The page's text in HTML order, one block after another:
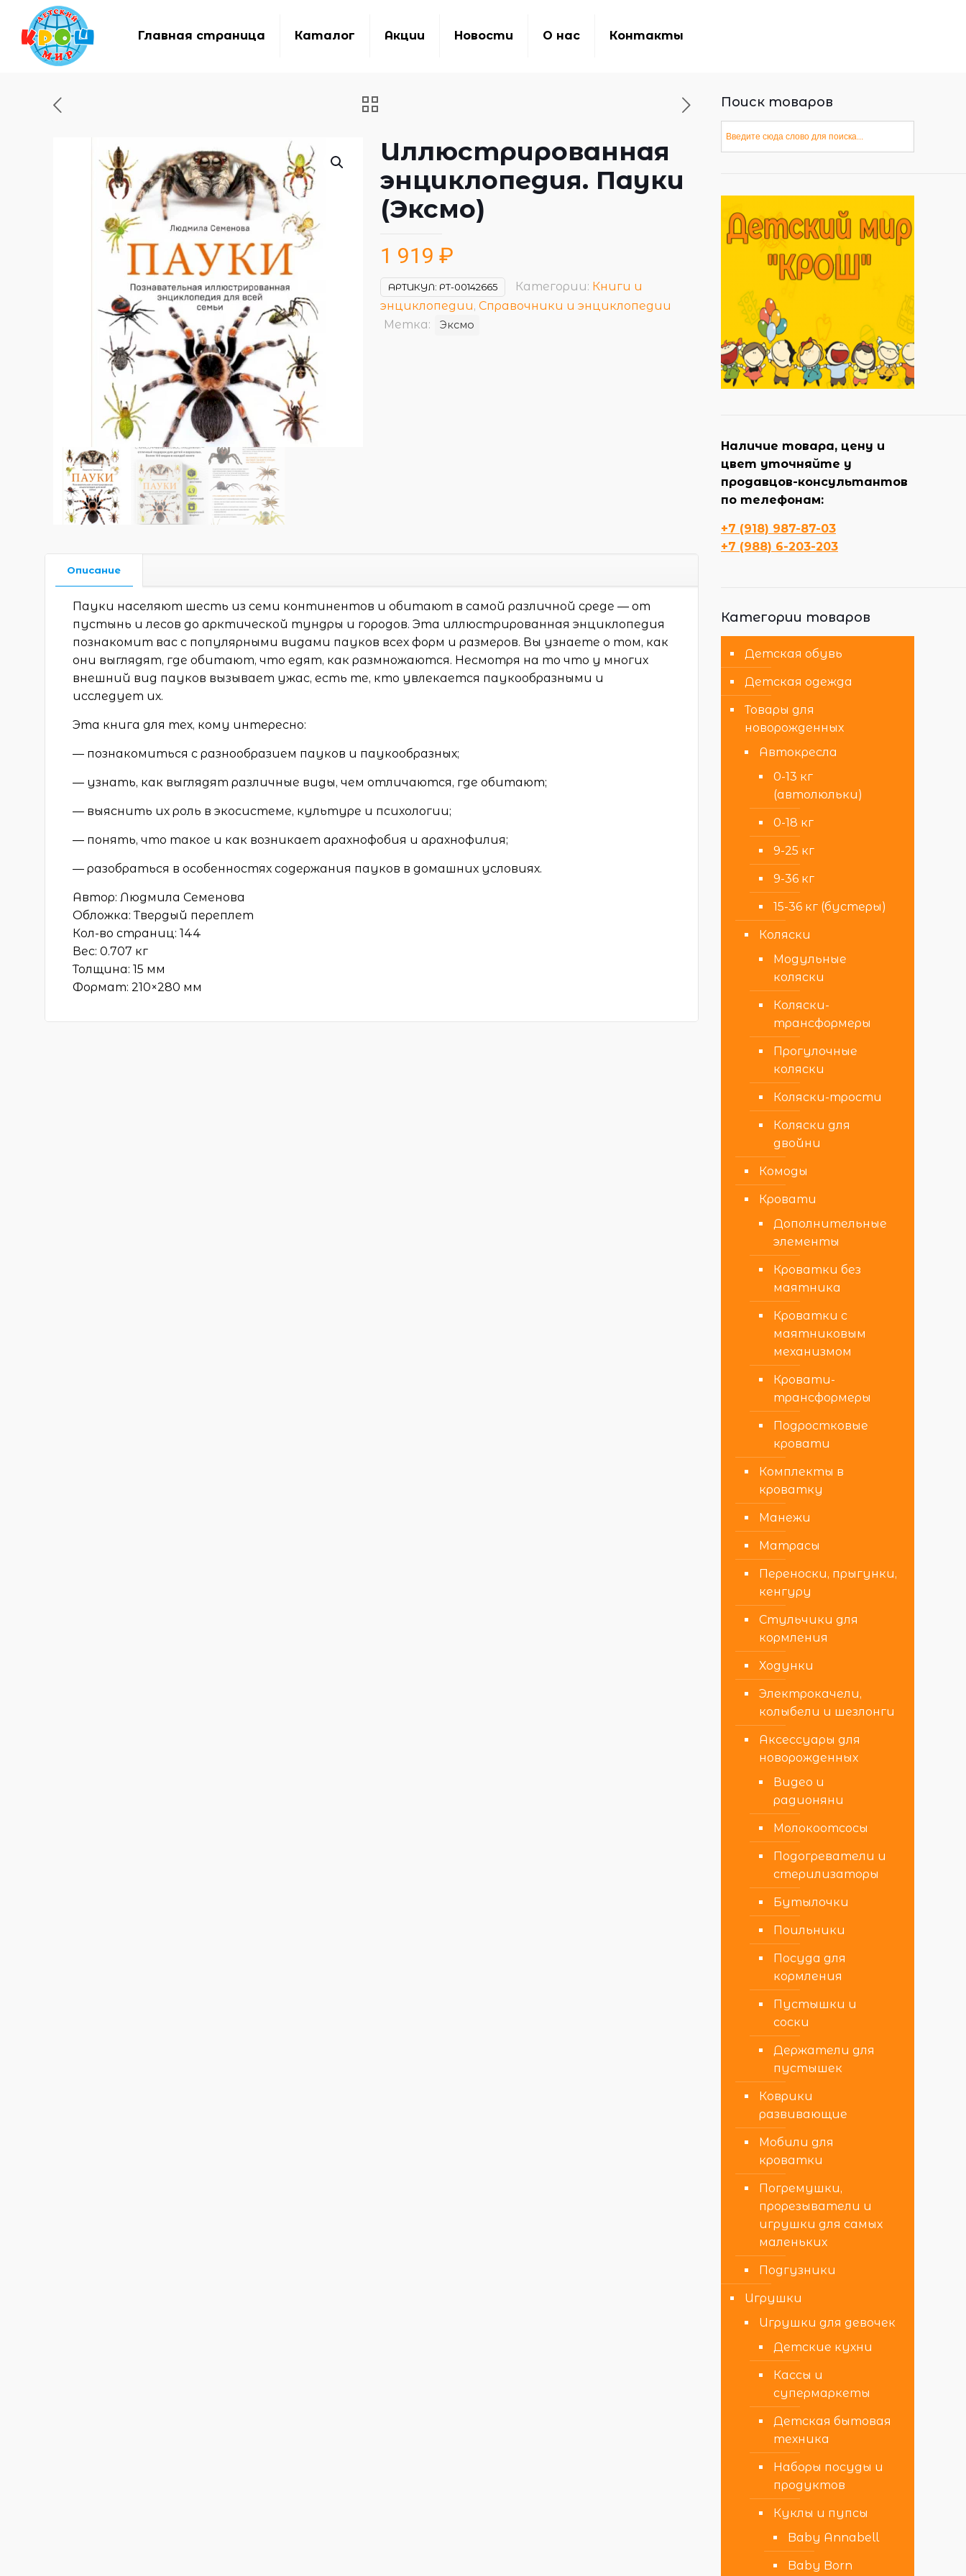
Главная страница Каталог Акции Новости О нас Контакты
Иллюстрированная
энциклопедия. Пауки
(Эксмо)
1 919 ₽
АРТИКУЛ: РТ-00142665 Категории: Книги и
энциклопедии, Справочники и энциклопедии
Метка:
Эксмо
Описание
Пауки населяют шесть из семи континентов и обитают в самой различной среде — от
пустынь и лесов до арктической тундры и городов. Эта иллюстрированная энциклопедия
познакомит вас с популярными видами пауков всех форм и размеров. Вы узнаете о том, как
они выглядят, где обитают, что едят, как размножаются. Несмотря на то что у многих
внешний вид пауков вызывает ужас, есть те, кто увлекается паукообразными и
исследует их.
Эта книга для тех, кому интересно:
— познакомиться с разнообразием пауков и паукообразных;
— узнать, как выглядят различные виды, чем отличаются, где обитают;
— выяснить их роль в экосистеме, культуре и психологии;
— понять, что такое и как возникает арахнофобия и арахнофилия;
— разобраться в особенностях содержания пауков в домашних условиях.
Автор: Людмила Семенова
Обложка:Твердый переплет
Кол-во страниц:144
Вес:0.707 кг
Толщина:15 мм
Формат:210×280 мм
Поиск товаров
Наличие товара, цену и
цвет уточняйте у
продавцов-консультантов
по телефонам:
+7 (918) 987-87-03
+7 (988) 6-203-203
Категории товаров
Детская обувь
Детская одежда
Товары для
новорожденных
Автокресла
0-13 кг
(автолюльки)
0-18 кг
9-25 кг
9-36 кг
15-36 кг (бустеры)
Коляски
Модульные
коляски
Коляски-
трансформеры
Прогулочные
коляски
Коляски-трости
Коляски для
двойни
Комоды
Кровати
Дополнительные
элементы
Кроватки без
маятника
Кроватки с
маятниковым
механизмом
Кровати-
трансформеры
Подростковые
кровати
Комплекты в
кроватку
Манежи
Матрасы
Переноски, прыгунки,
кенгуру
Стульчики для
кормления
Ходунки
Электрокачели,
колыбели и шезлонги
Аксессуары для
новорожденных
Видео и
радионяни
Молокоотсосы
Подогреватели и
стерилизаторы
Бутылочки
Поильники
Посуда для
кормления
Пустышки и
соски
Держатели для
пустышек
Коврики
развивающие
Мобили для
кроватки
Погремушки,
прорезыватели и
игрушки для самых
маленьких
Подгузники
Игрушки
Игрушки для девочек
Детские кухни
Кассы и
супермаркеты
Детская бытовая
техника
Наборы посуды и
продуктов
Куклы и пупсы
Baby Annabell
Baby Born